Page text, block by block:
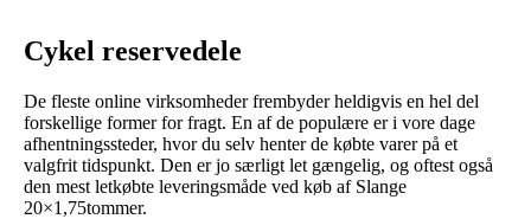
Cykel reservedele
De fleste online virksomheder frembyder heldigvis en hel del
forskellige former for fragt. En af de populære er i vore dage
afhentningssteder, hvor du selv henter de købte varer på et
valgfrit tidspunkt. Den er jo særligt let gængelig, og oftest også
den mest letkøbte leveringsmåde ved køb af Slange
20×1,75tommer.